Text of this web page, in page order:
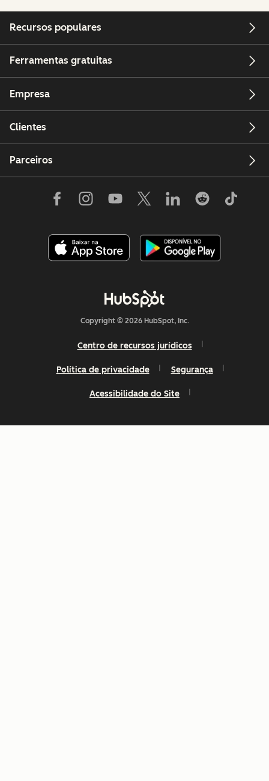
Recursos populares
Ferramentas gratuitas
Empresa
Clientes
Parceiros
Copyright © 2026 HubSpot, Inc.
Centro de recursos jurídicos
Política de privacidade Segurança
Acessibilidade do Site